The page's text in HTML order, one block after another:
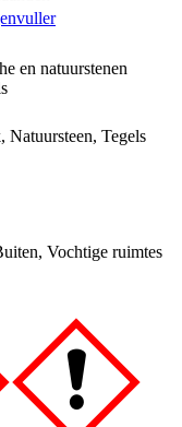
en natuurstenen
, Natuursteen, Tegels
, Vochtige ruimtes